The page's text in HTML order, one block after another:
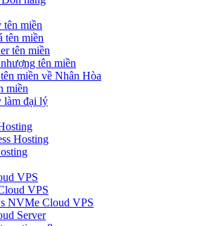
miền
tên miền
tên miền
tên miền
miền về Nhân Hòa
miền
làm đại lý
Hosting
VPS
VPS
NVMe Cloud VPS
Server